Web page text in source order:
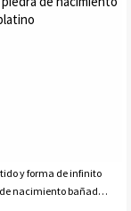
y forma de infinito
nacimiento bañado